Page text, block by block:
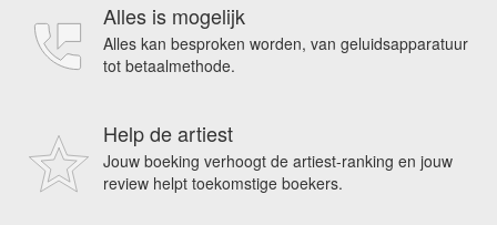
Alles is mogelijk
Alles kan besproken worden, van geluidsapparatuur
tot betaalmethode.
Help de artiest
Jouw boeking verhoogt de artiest-ranking en jouw
review helpt toekomstige boekers.